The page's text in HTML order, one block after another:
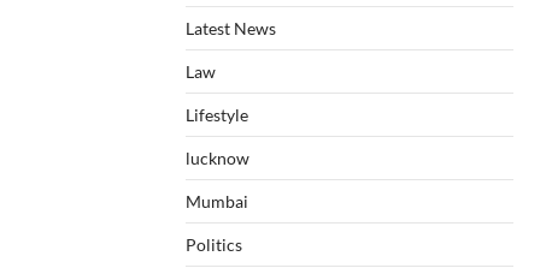
Latest News
Law
Lifestyle
lucknow
Mumbai
Politics